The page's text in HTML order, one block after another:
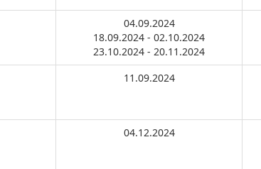
04.09.2024
18.09.2024 - 02.10.2024
23.10.2024 - 20.11.2024
11.09.2024
04.12.2024